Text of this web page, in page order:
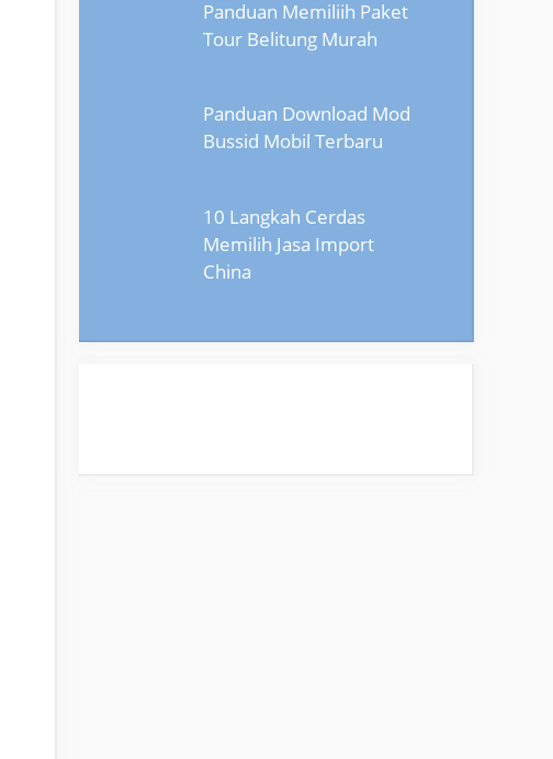
Panduan Memiliih Paket
Tour Belitung Murah
Panduan Download Mod
Bussid Mobil Terbaru
10 Langkah Cerdas
Memilih Jasa Import
China